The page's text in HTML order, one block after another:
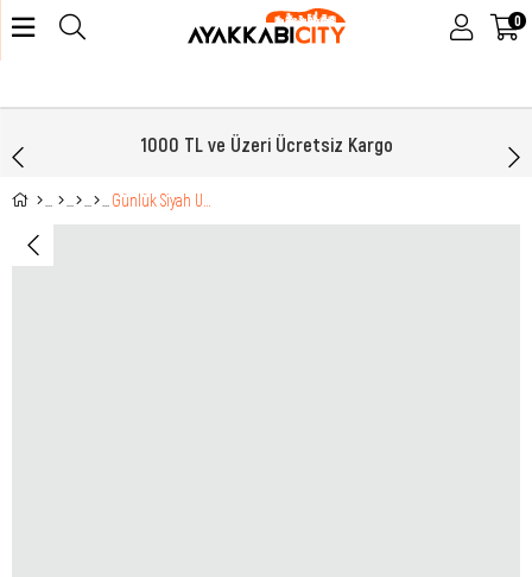
0
1000 TL ve Üzeri Ücretsiz Kargo